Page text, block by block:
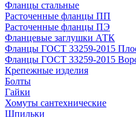
Фланцы стальные
Расточенные фланцы ПП
Расточенные фланцы ПЭ
Фланцевые заглушки АТК
Фланцы ГОСТ 33259-2015
Фланцы ГОСТ 33259-2015
Крепежные изделия
Болты
Гайки
Хомуты сантехнические
Шпильки